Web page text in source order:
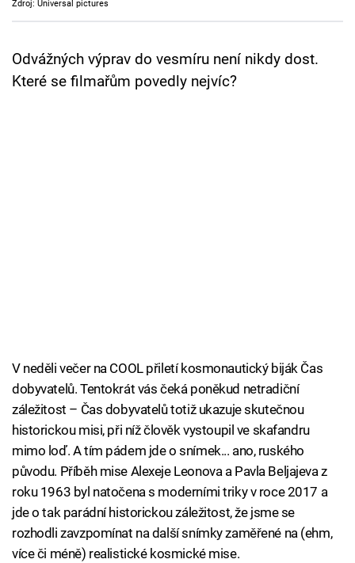
TV Program
Zdroj: Universal pictures
Odvážných výprav do vesmíru není nikdy dost.
Které se filmařům povedly nejvíc?
V neděli večer na COOL přiletí kosmonautický biják Čas
dobyvatelů. Tentokrát vás čeká poněkud netradiční
záležitost – Čas dobyvatelů totiž ukazuje skutečnou
historickou misi, při níž člověk vystoupil ve skafandru
mimo loď. A tím pádem jde o snímek... ano, ruského
původu. Příběh mise Alexeje Leonova a Pavla Beljajeva z
roku 1963 byl natočena s moderními triky v roce 2017 a
jde o tak parádní historickou záležitost, že jsme se
rozhodli zavzpomínat na další snímky zaměřené na (ehm,
více či méně) realistické kosmické mise.